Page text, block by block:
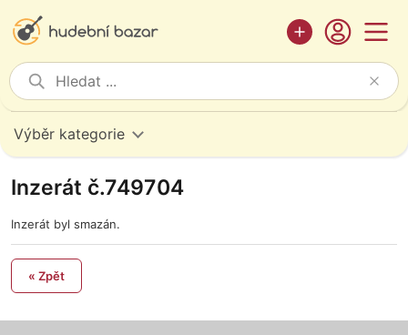
Výběr kategorie
Inzerát č.749704
Inzerát byl smazán.
« Zpět